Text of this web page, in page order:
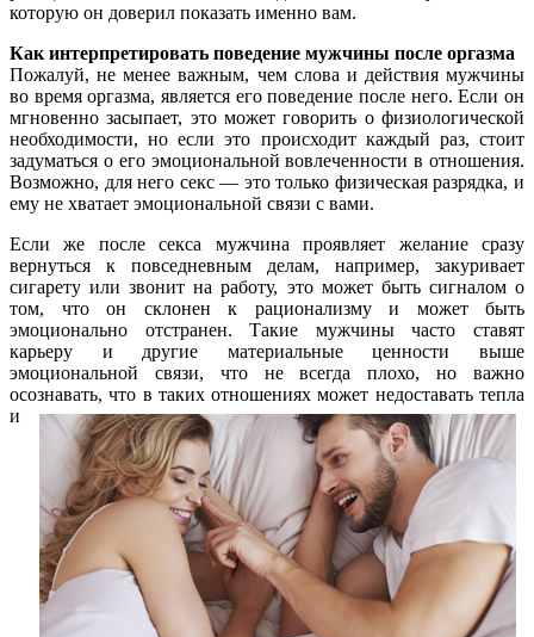
которую он доверил показать именно вам.
Как интерпретировать поведение мужчины после оргазма
Пожалуй, не менее важным, чем слова и действия мужчины
во время оргазма, является его поведение после него. Если он
мгновенно засыпает, это может говорить о физиологической
необходимости, но если это происходит каждый раз, стоит
задуматься о его эмоциональной вовлеченности в отношения.
Возможно, для него секс — это только физическая разрядка, и
ему не хватает эмоциональной связи с вами.
Если же после секса мужчина проявляет желание сразу
вернуться к повседневным делам, например, закуривает
сигарету или звонит на работу, это может быть сигналом о
том, что он склонен к рационализму и может быть
эмоционально отстранен. Такие мужчины часто ставят
карьеру и другие материальные ценности выше
эмоциональной связи, что не всегда плохо, но важно
осознавать, что в такихотношениях может недоставать тепла
и